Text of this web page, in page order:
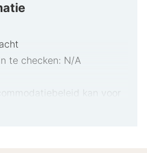
te checken: N/A
kan voor
in rekening worden